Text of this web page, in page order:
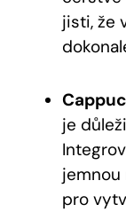
jisti, že
je
jemnou
pro